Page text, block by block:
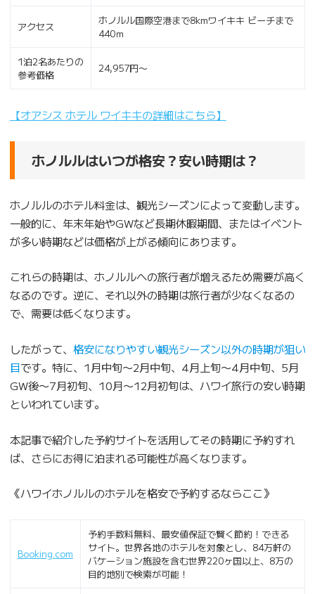
アクセス
ホノルル国際空港まで8kmワイキキ ビーチまで
440ｍ
1泊2名あたりの
参考価格
24,957円〜
【オアシス ホテル ワイキキの詳細はこちら】
ホノルルはいつが格安？安い時期は？
ホノルルのホテル料金は、観光シーズンによって変動します。
一般的に、年末年始やGWなど長期休暇期間、またはイベント
が多い時期などは価格が上がる傾向にあります。
これらの時期は、ホノルルへの旅行者が増えるため需要が高く
なるのです。逆に、それ以外の時期は旅行者が少なくなるの
で、需要は低くなります。
したがって、 格安になりやすい観光シーズン以外の時期が狙い
目です。特に、1月中旬〜2月中旬、4月上旬〜4月中旬、5月
GW後〜7月初旬、10月〜12月初旬は、ハワイ旅行の安い時期
といわれています。
本記事で紹介した予約サイトを活用してその時期に予約すれ
ば、さらにお得に泊まれる可能性が高くなります。
《ハワイホノルルのホテルを格安で予約するならここ》
Booking.com
予約手数料無料、最安値保証で賢く節約！できる
サイト。世界各地のホテルを対象とし、84万軒の
バケーション施設を含む世界220ヶ国以上、8万の
目的地別で検索が可能！